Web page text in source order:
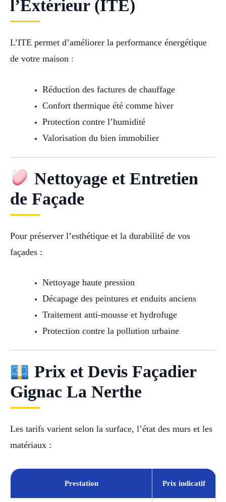
l’Extérieur (ITE)
L’ITE permet d’améliorer la performance énergétique
de votre maison :
Réduction des factures de chauffage
Confort thermique été comme hiver
Protection contre l’humidité
Valorisation du bien immobilier
Nettoyage et Entretien
de Façade
Pour préserver l’esthétique et la durabilité de vos
façades :
Nettoyage haute pression
Décapage des peintures et enduits anciens
Traitement anti-mousse et hydrofuge
Protection contre la pollution urbaine
Prix et Devis Façadier
Gignac La Nerthe
Les tarifs varient selon la surface, l’état des murs et les
matériaux :
Prestation Prix indicatif